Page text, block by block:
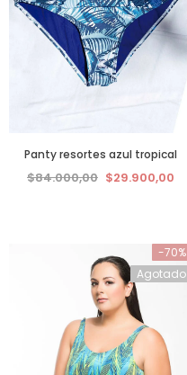
Panty resortes azul tropical
$84.000,00 $29.900,00
-70%
Agotado